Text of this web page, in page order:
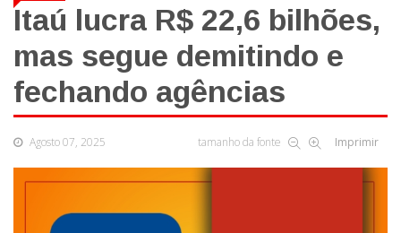
Itaú lucra R$ 22,6 bilhões,
mas segue demitindo e
fechando agências
Agosto 07, 2025 tamanho da fonte Imprimir